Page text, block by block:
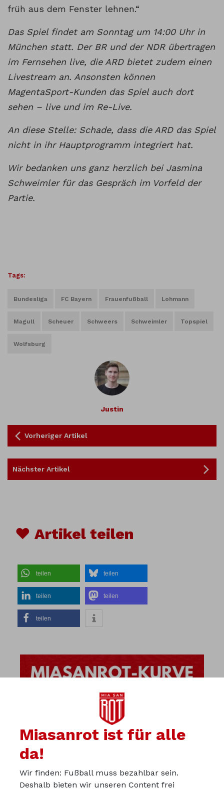
früh aus dem Fenster lehnen.“
Das Spiel findet am Sonntag um 14:00 Uhr in
München statt. Der BR und der NDR übertragen
im Fernsehen live, die ARD bietet zudem einen
Livestream an. Ansonsten können
MagentaSport-Kunden das Spiel auch dort
sehen – live und im Re-Live.
An diese Stelle: Schade, dass die ARD das Spiel
nicht in ihr Hauptprogramm integriert hat.
Wir bedanken uns ganz herzlich bei Jasmina
Schweimler für das Gespräch im Vorfeld der
Partie.
Tags:
Bundesliga FC Bayern Frauenfußball Lohmann
Magull Scheuer Schweers Schweimler Topspiel
Wolfsburg
Justin
Vorheriger Artikel
Nächster Artikel
♥ Artikel teilen
teilen teilen
teilen teilen
teilen
Miasanrot ist für alle
da!
Wir finden: Fußball muss bezahlbar sein.
Deshalb bieten wir unseren Content frei